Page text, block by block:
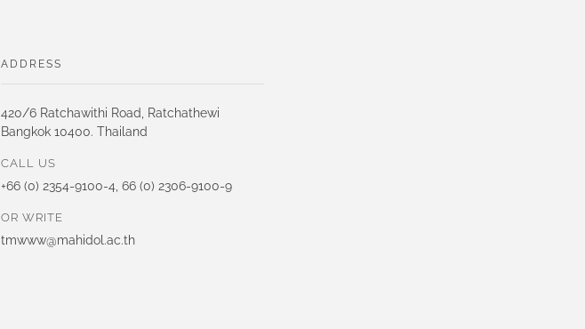
ADDRESS
420/6 Ratchawithi Road, Ratchathewi
Bangkok 10400. Thailand
CALL US
+66 (0) 2354-9100-4, 66 (0) 2306-9100-9
OR WRITE
tmwww@mahidol.ac.th